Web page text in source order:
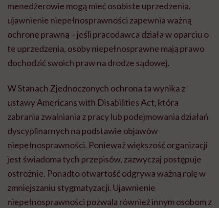
menedżerowie mogą mieć osobiste uprzedzenia,
ujawnienie niepełnosprawności zapewnia ważną
ochronę prawną – jeśli pracodawca działa w oparciu o
te uprzedzenia, osoby niepełnosprawne mają prawo
dochodzić swoich praw na drodze sądowej.
W Stanach Zjednoczonych ochrona ta wynika z
ustawy Americans with Disabilities Act, która
zabrania zwalniania z pracy lub podejmowania działań
dyscyplinarnych na podstawie objawów
niepełnosprawności. Ponieważ większość organizacji
jest świadoma tych przepisów, zazwyczaj postępuje
ostrożnie. Ponadto otwartość odgrywa ważną rolę w
zmniejszaniu stygmatyzacji. Ujawnienie
niepełnosprawności pozwala również innym osobom z